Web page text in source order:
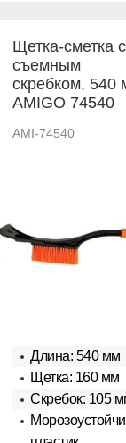
Щетка-сметка
съемным
скребком, 540
AMIGO 74540
AMI-74540
Длина: 540 мм
Щетка: 160 мм
Скребок: 105